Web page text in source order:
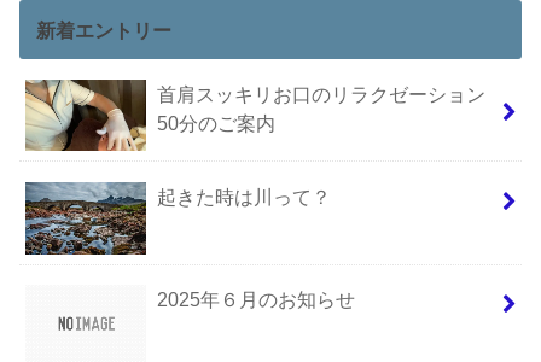
新着エントリー
首肩スッキリお口のリラクゼーション
50分のご案内
起きた時は川って？
2025年６月のお知らせ